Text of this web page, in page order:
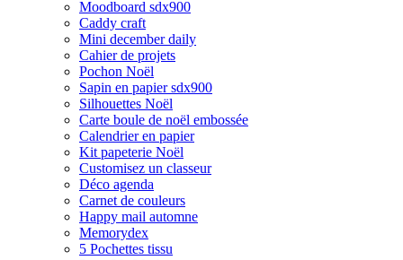
Moodboard sdx900
Caddy craft
Mini december daily
Cahier de projets
Pochon Noël
Sapin en papier sdx900
Silhouettes Noël
Carte boule de noël embossée
Calendrier en papier
Kit papeterie Noël
Customisez un classeur
Déco agenda
Carnet de couleurs
Happy mail automne
Memorydex
5 Pochettes tissu